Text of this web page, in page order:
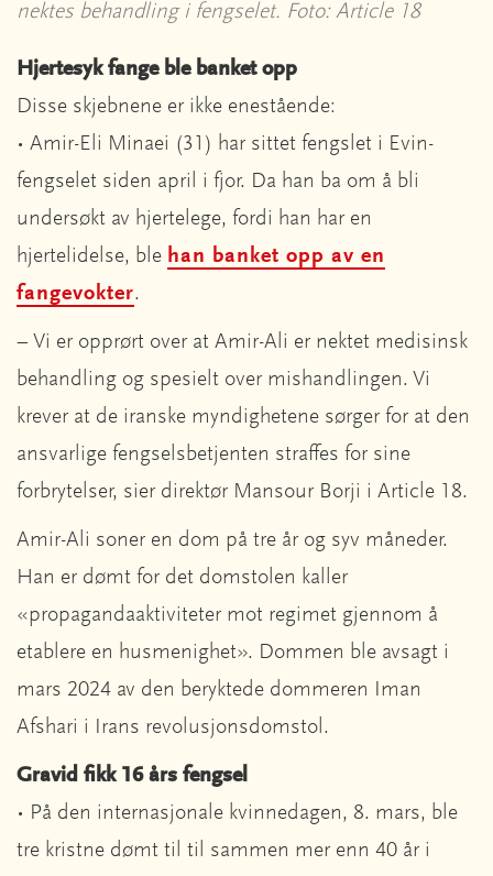
nektes behandling i fengselet. Foto: Article 18
Hjertesyk fange ble banket opp
Disse skjebnene er ikke enestående:
• Amir-Eli Minaei (31) har sittet fengslet i Evin-
fengselet siden april i fjor. Da han ba om å bli
undersøkt av hjertelege, fordi han har en
hjertelidelse, ble han banket opp av en
fangevokter.
– Vi er opprørt over at Amir-Ali er nektet medisinsk
behandling og spesielt over mishandlingen. Vi
krever at de iranske myndighetene sørger for at den
ansvarlige fengselsbetjenten straffes for sine
forbrytelser, sier direktør Mansour Borji i Article 18.
Amir-Ali soner en dom på tre år og syv måneder.
Han er dømt for det domstolen kaller
«propagandaaktiviteter mot regimet gjennom å
etablere en husmenighet». Dommen ble avsagt i
mars 2024 av den beryktede dommeren Iman
Afshari i Irans revolusjonsdomstol.
Gravid fikk 16 års fengsel
• På den internasjonale kvinnedagen, 8. mars, ble
tre kristne dømt til til sammen mer enn 40 år i